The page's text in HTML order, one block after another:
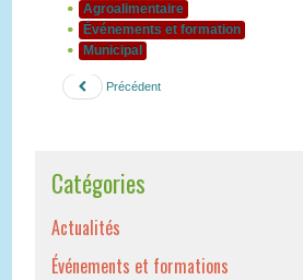
Agroalimentaire
Événements et formation
Municipal
Précédent
Catégories
Actualités
Événements et formations